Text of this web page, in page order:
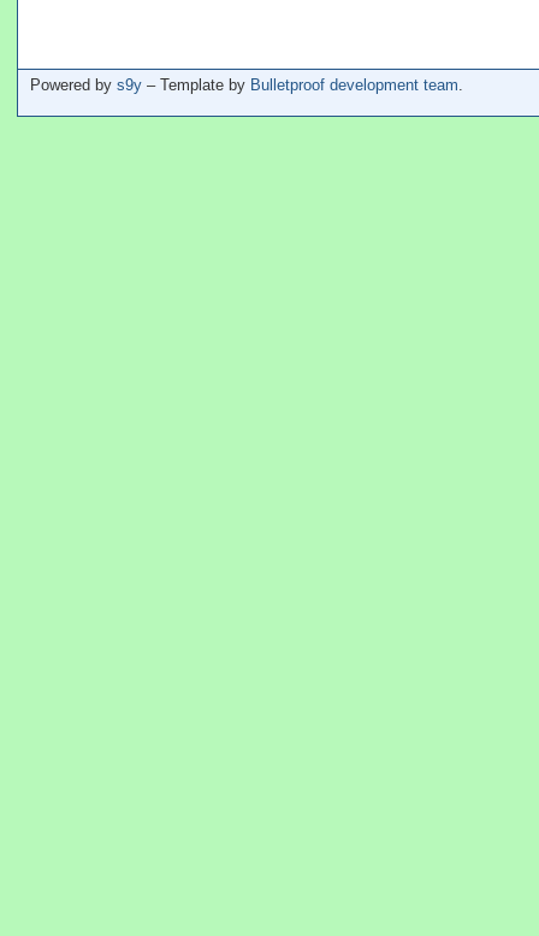
Powered by s9y – Template by Bulletproof development team.